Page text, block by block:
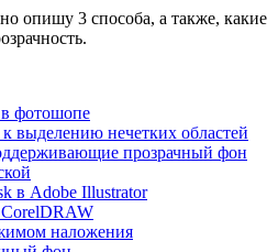
опишу 3 способа, а также, какие
фотошопе
выделению нечетких областей
прозрачный фон
в Adobe Illustrator
наложения